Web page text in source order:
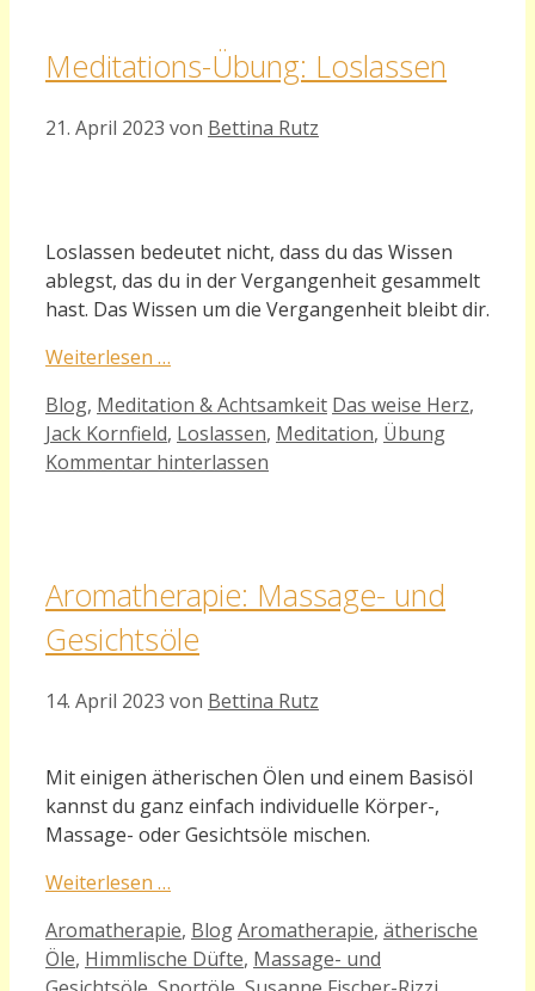
Meditations-Übung: Loslassen
21. April 2023 von Bettina Rutz
Loslassen bedeutet nicht, dass du das Wissen
ablegst, das du in der Vergangenheit gesammelt
hast. Das Wissen um die Vergangenheit bleibt dir.
Weiterlesen …
Kategorien
Blog, Meditation & Achtsamkeit Schlagwörter
Das weise Herz,
Jack Kornfield, Loslassen, Meditation, Übung
Kommentar hinterlassen
Aromatherapie: Massage- und
Gesichtsöle
14. April 2023 von Bettina Rutz
Mit einigen ätherischen Ölen und einem Basisöl
kannst du ganz einfach individuelle Körper-,
Massage- oder Gesichtsöle mischen.
Weiterlesen …
Kategorien
Aromatherapie, BlogSchlagwörter
Aromatherapie, ätherische
Öle, Himmlische Düfte, Massage- und